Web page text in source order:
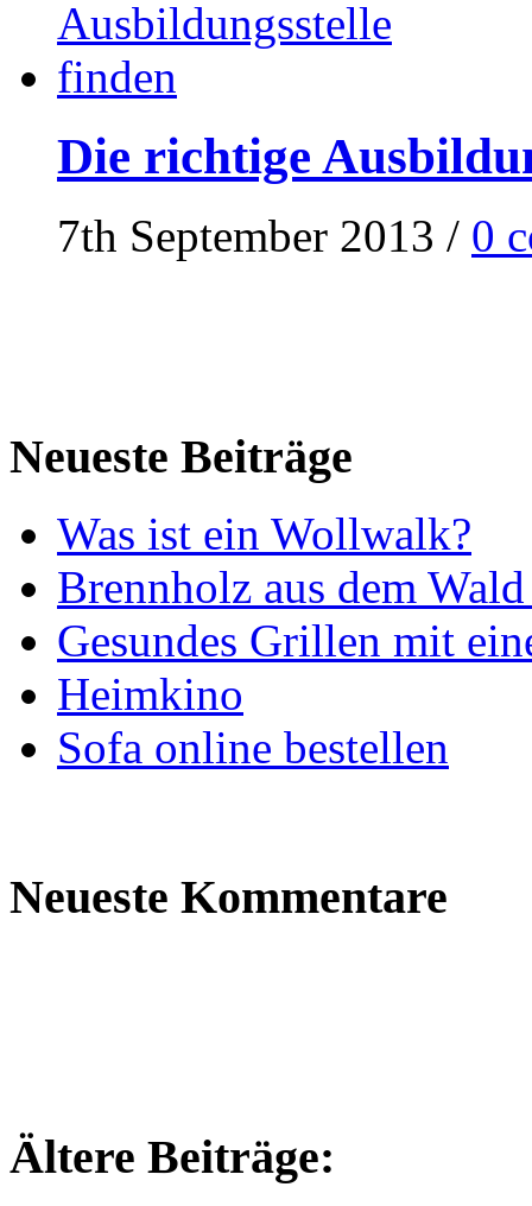
Die richtige
7th September 2013 / 0
Neueste Beiträge
Was ist ein Wollwalk?
Brennholz aus dem
Gesundes Grillen mit
Heimkino
Sofa online bestellen
Neueste Kommentare
Ältere Beiträge: